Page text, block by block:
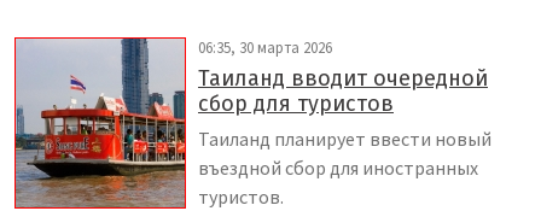
06:35, 30 марта 2026
Таиланд вводит очередной
сбор для туристов
Таиланд планирует ввести новый
въездной сбор для иностранных
туристов.